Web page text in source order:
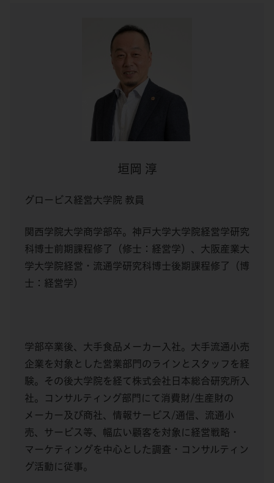
垣岡 淳
グロービス経営大学院 教員
関西学院大学商学部卒。神戸大学大学院経営学研究
科博士前期課程修了（修士：経営学）、大阪産業大
学大学院経営・流通学研究科博士後期課程修了（博
士：経営学）
学部卒業後、大手食品メーカー入社。大手流通小売
企業を対象とした営業部門のラインとスタッフを経
験。その後大学院を経て株式会社日本総合研究所入
社。コンサルティング部門にて消費財/生産財の
メーカー及び商社、情報サービス/通信、流通小
売、サービス等、幅広い顧客を対象に経営戦略・
マーケティングを中心とした調査・コンサルティン
グ活動に従事。